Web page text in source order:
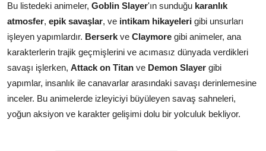
Bu listedeki animeler, Goblin Slayer'ın sunduğu karanlık
atmosfer, epik savaşlar, ve intikam hikayeleri gibi unsurları
işleyen yapımlardır. Berserk ve Claymore gibi animeler, ana
karakterlerin trajik geçmişlerini ve acımasız dünyada verdikleri
savaşı işlerken, Attack on Titan ve Demon Slayer gibi
yapımlar, insanlık ile canavarlar arasındaki savaşı derinlemesine
inceler. Bu animelerde izleyiciyi büyüleyen savaş sahneleri,
yoğun aksiyon ve karakter gelişimi dolu bir yolculuk bekliyor.